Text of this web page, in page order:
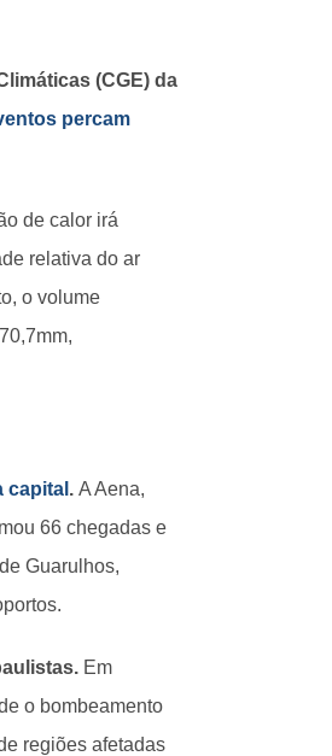
(CGE) da
percam
de calor irá
relativa do ar
o volume
capital . A Aena,
66 chegadas e
Guarulhos,
Em
o bombeamento
regiões afetadas